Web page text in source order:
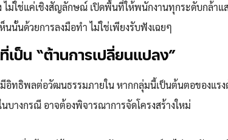
ไม่ใช่แค่เชิงสัญลักษณ์ เปิดพื้นที่ให้พนักงานทุกระดับกล้าแ
นั้นด้วยการลงมือทำ ไม่ใช่เพียงรับฟังเฉยๆ
เป็น “ต้านการเปลี่ยนแปลง”
อิทธิพลต่อวัฒนธรรมภายใน หากกลุ่มนี้เป็นต้นตอของแร
บางกรณี อาจต้องพิจารณาการจัดโครงสร้างใหม่